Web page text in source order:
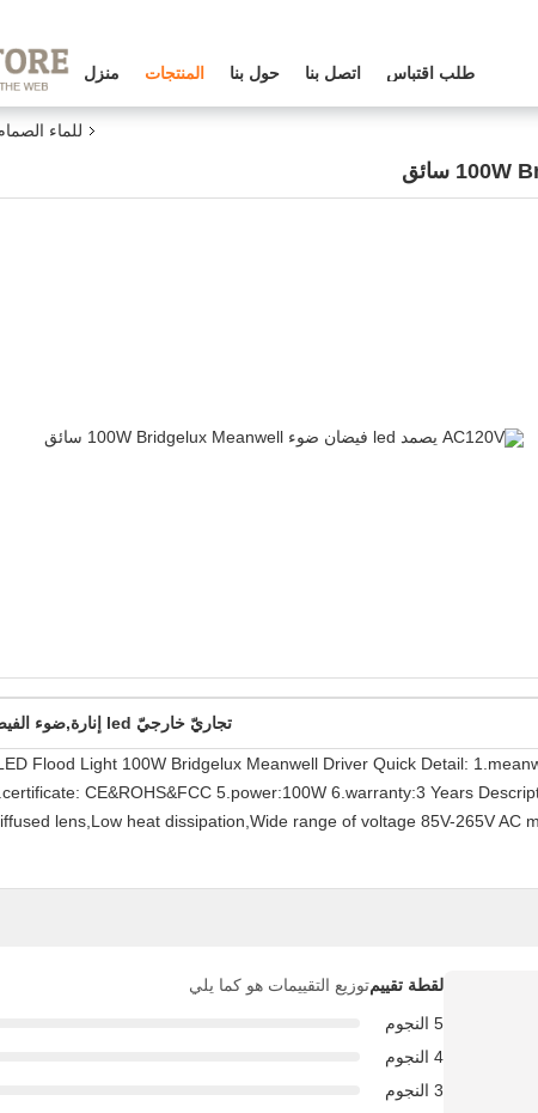
منزل المنتجات حول بنا اتصل بنا طلب اقتباس
للماء
تجاريّ خارجيّ led إنارة,ضوء الفيضانات أدت في الهواء الطلق
Flood Light 100W Bridgelux Meanwell Driver Quick Detail:
CE&ROHS&FCC 5.power:100W 6.warranty:3 Years
lens,Low heat dissipation,Wide range of voltage 85V-265V AC
لقطة تقييمتوزيع التقييمات هو كما يلي
5 النجوم
4 النجوم
3 النجوم